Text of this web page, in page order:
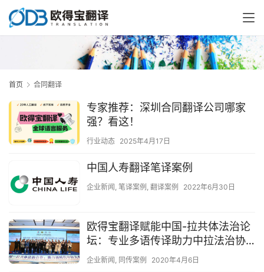
首页 合同翻译
专家推荐：深圳合同翻译公司哪家
强？看这！
行业动态 2025年4月17日
中国人寿翻译笔译案例
企业新闻 笔译案例 翻译案例 2022年6月30日
欧得宝翻译赋能中国-拉共体法治论
坛：专业多语传译助力中拉法治协
作新篇章
企业新闻 同传案例 2020年4月6日